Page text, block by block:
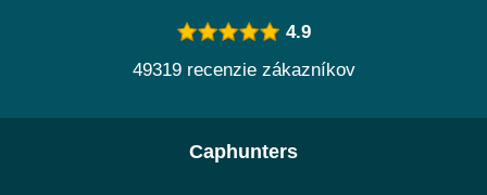
4.9
49319 recenzie zákazníkov
Caphunters